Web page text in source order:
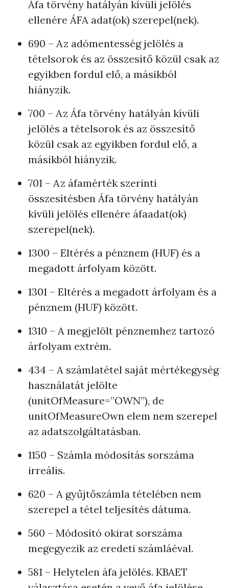
Áfa törvény hatályán kívüli jelölés
ellenére ÁFA adat(ok) szerepel(nek).
690 – Az adómentesség jelölés a
tételsorok és az összesítő közül csak az
egyikben fordul elő, a másikból
hiányzik.
700 – Az Áfa törvény hatályán kívüli
jelölés a tételsorok és az összesítő
közül csak az egyikben fordul elő, a
másikból hiányzik.
701 – Az áfamérték szerinti
összesítésben Áfa törvény hatályán
kívüli jelölés ellenére áfaadat(ok)
szerepel(nek).
1300 – Eltérés a pénznem (HUF) és a
megadott árfolyam között.
1301 – Eltérés a megadott árfolyam és a
pénznem (HUF) között.
1310 – A megjelölt pénznemhez tartozó
árfolyam extrém.
434 – A számlatétel saját mértékegység
használatát jelölte
(unitOfMeasure=”OWN”), de
unitOfMeasureOwn elem nem szerepel
az adatszolgáltatásban.
1150 – Számla módosítás sorszáma
irreális.
620 – A gyűjtőszámla tételében nem
szerepel a tétel teljesítés dátuma.
560 – Módosító okirat sorszáma
megegyezik az eredeti számláéval.
581 – Helytelen áfa jelölés. KBAET